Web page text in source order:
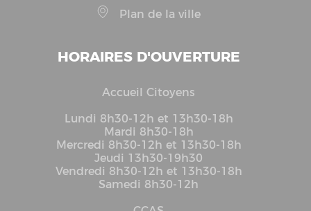
Plan de la ville
HORAIRES D'OUVERTURE
Accueil Citoyens
Lundi 8h30-12h et 13h30-18h
Mardi 8h30-18h
Mercredi 8h30-12h et 13h30-18h
Jeudi 13h30-19h30
Vendredi 8h30-12h et 13h30-18h
Samedi 8h30-12h